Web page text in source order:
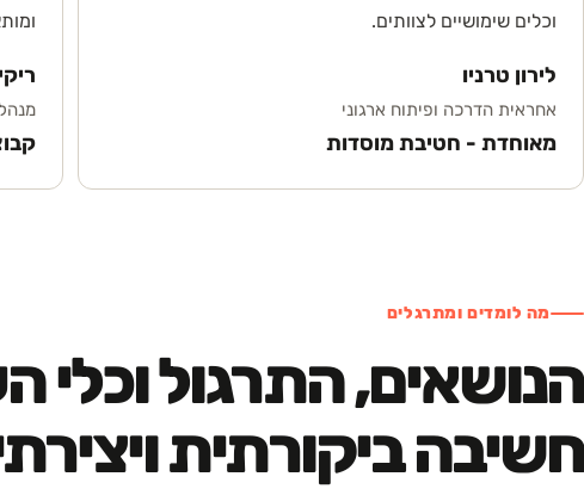
וכלים שימושיים לצוותים.
לירון טרניו
אחראית הדרכה ופיתוח ארגוני
מאוחדת - חטיבת מוסדות
מה לומדים ומתרגלים
הנושאים, התרגול וכלי
חשיבה ביקורתית